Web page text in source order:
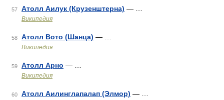
57 Атолл Аилук (Крузенштерна) — …
Википедия
58 Атолл Вото (Шанца) — …
Википедия
59 Атолл Арно — …
Википедия
60 Атолл Аилинглапалап (Элмор) — …